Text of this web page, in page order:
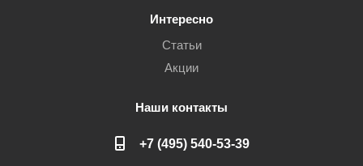
Интересно
Статьи
Акции
Наши контакты
+7 (495) 540-53-39